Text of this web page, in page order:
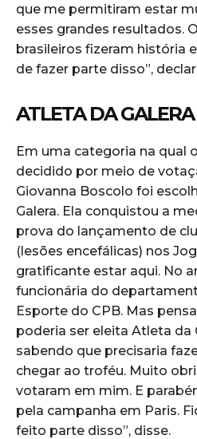
que me permitiram estar
esses grandes resultados.
brasileiros fizeram história
de fazer parte disso”,
ATLETA DA GALERA
Em uma categoria na qual
decidido por meio de
Giovanna Boscolo foi
Galera. Ela conquistou a
prova do lançamento de
(lesões encefálicas) nos
gratificante estar aqui. No
funcionária do
Esporte do CPB. Mas
poderia ser eleita Atleta da
sabendo que precisaria
chegar ao troféu. Muito
votaram em mim. E
pela campanha em Paris.
feito parte disso”, disse.